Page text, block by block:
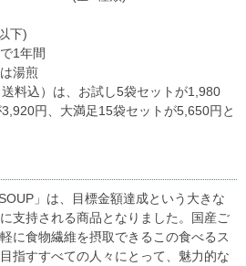
下)
1年間
湯煎
料込）は、お試し5袋セットが1,980
円、大満足15袋セットが5,650円と
」は、目標金額達成という大きな
支持される商品となりました。国産ご
に食物繊維を摂取できるこの食べるス
指すすべての人々にとって、魅力的な